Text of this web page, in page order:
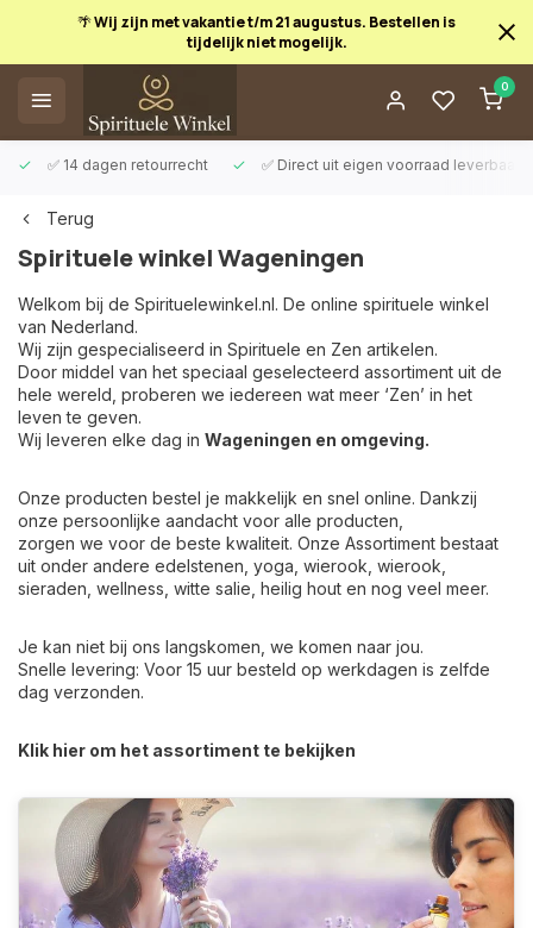
🌴 Wij zijn met vakantie t/m 21 augustus. Bestellen is
tijdelijk niet mogelijk.
0
✅ 14 dagen retourrecht ✅ Direct uit eigen voorraad leverbaar
Terug
Spirituele winkel Wageningen
Welkom bij de Spirituelewinkel.nl. De online spirituele winkel
van Nederland.
Wij zijn gespecialiseerd in Spirituele en Zen artikelen.
Door middel van het speciaal geselecteerd assortiment uit de
hele wereld, proberen we iedereen wat meer ‘Zen’ in het
leven te geven.
Wij leveren elke dag in Wageningen en omgeving.
Onze producten bestel je makkelijk en snel online. Dankzij
onze persoonlijke aandacht voor alle producten,
zorgen we voor de beste kwaliteit. Onze Assortiment bestaat
uit onder andere edelstenen, yoga, wierook, wierook,
sieraden, wellness, witte salie, heilig hout en nog veel meer.
Je kan niet bij ons langskomen, we komen naar jou.
Snelle levering: Voor 15 uur besteld op werkdagen is zelfde
dag verzonden.
Klik hier om het assortiment te bekijken